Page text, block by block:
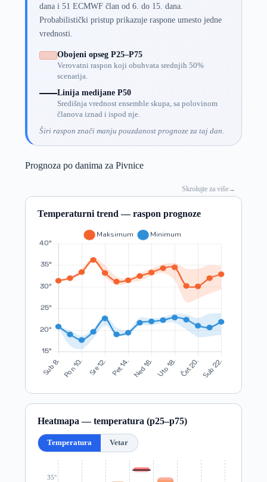
dana i 51 ECMWF član od 6. do 15. dana.
Probabilistički pristup prikazuje raspone umesto jedne
vrednosti.
Obojeni opseg P25–P75
Verovatni raspon koji obuhvata srednjih 50%
scenarija.
Linija medijane P50
Središnja vrednost ensemble skupa, sa polovinom
članova iznad i ispod nje.
Širi raspon znači manju pouzdanost prognoze za taj dan.
Prognoza po danima za Pivnice
Skrolujte za više→
Temperaturni trend — raspon prognoze
Heatmapa — temperatura (p25–p75)
Temperatura Vetar
35°